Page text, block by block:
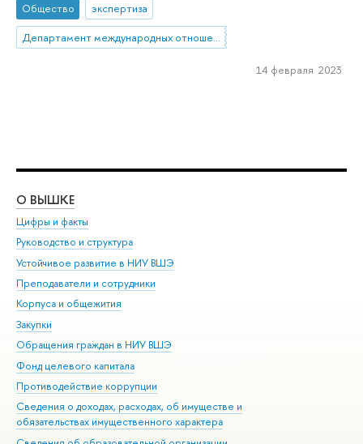
Общество
экспертиза
Департамент международных отношений
14 февраля 2023
О ВЫШКЕ
Цифры и факты
Руководство и структура
Устойчивое развитие в НИУ ВШЭ
Преподаватели и сотрудники
Корпуса и общежития
Закупки
Обращения граждан в НИУ ВШЭ
Фонд целевого капитала
Противодействие коррупции
Сведения о доходах, расходах, об имуществе и
обязательствах имущественного характера